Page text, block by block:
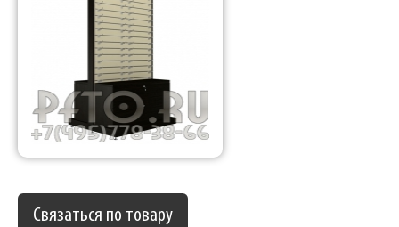
Фабрика торгового оборудования
Связаться по товару